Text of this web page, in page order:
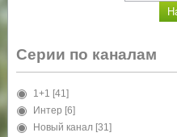
Серии по каналам
1+1 [41]
Интер [6]
Новый канал [31]